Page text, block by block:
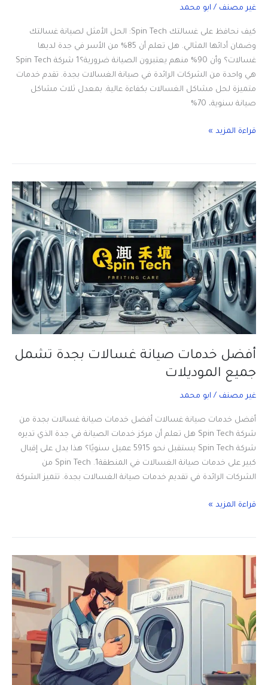
غير مصنف / ابو محمد
كيف نحافظ على غسالتك Spin Tech: الحل الأمثل لصيانة غسالتك
وضمان أدائها المثالي. هل تعلم أن 85% من الأسر في جدة لديها
غسالات؟ وأن 90% منهم يعتبرون الصيانة ضرورية؟1 شركة Spin Tech
هي واحدة من الشركات الرائدة في صيانة الغسالات بجدة. تقدم خدمات
متميزة لحل مشاكل الغسالات بكفاءة عالية. بمعدل ثلاث مشاكل
صيانة سنوية، 70%
كيف
خالية
من
الأعطال
مع
صيانة
دورية
بجدة؟
قراءة المزيد »
أفضل خدمات صيانة غسالات بجدة تشمل
جميع الموديلات
غير مصنف / ابو محمد
أفضل خدمات صيانة غسالات أفضل خدمات صيانة غسالات بجدة من
شركة Spin Tech هل تعلم أن مركز خدمات الصيانة في جدة الذي تديره
شركة Spin Tech يستقبل نحو 5915 عميل سنويًا؟ هذا يدل على إقبال
كبير على خدمات صيانة الغسالات في المنطقة1. Spin Tech من
الشركات الرائدة في تقديم خدمات صيانة الغسالات بجدة. تتميز الشركة
أفضل
بجدة
تشمل
جميع
الموديلات
قراءة المزيد »